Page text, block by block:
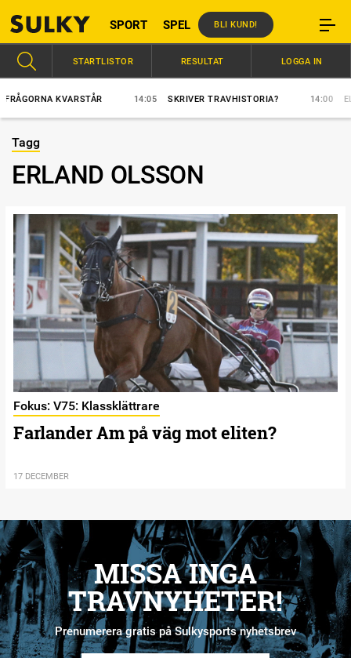
SPORT SPEL BLI KUND!
KVARSTÅR 14:05 SKRIVER TRAVHISTORIA? 14:00 ELFTE
STARTLISTOR RESULTAT LOGGA IN
Tagg
ERLAND OLSSON
Fokus: V75: Klassklättrare
Farlander Am på väg mot eliten?
17 DECEMBER
MISSA INGA
TRAVNYHETER!
Prenumerera gratis på Sulkysports nyhetsbrev